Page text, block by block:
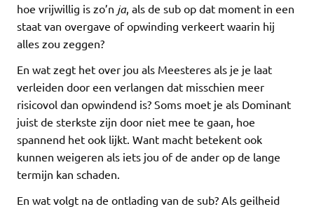
hoe vrijwillig is zo’n ja, als de sub op dat moment in een
staat van overgave of opwinding verkeert waarin hij
alles zou zeggen?
En wat zegt het over jou als Meesteres als je je laat
verleiden door een verlangen dat misschien meer
risicovol dan opwindend is? Soms moet je als Dominant
juist de sterkste zijn door niet mee te gaan, hoe
spannend het ook lijkt. Want macht betekent ook
kunnen weigeren als iets jou of de ander op de lange
termijn kan schaden.
En wat volgt na de ontlading van de sub? Als geilheid